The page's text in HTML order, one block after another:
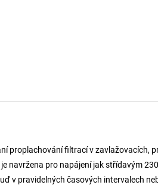
proplachování filtrací v
navržena pro napájení jak střídavým
v pravidelných časových intervalech